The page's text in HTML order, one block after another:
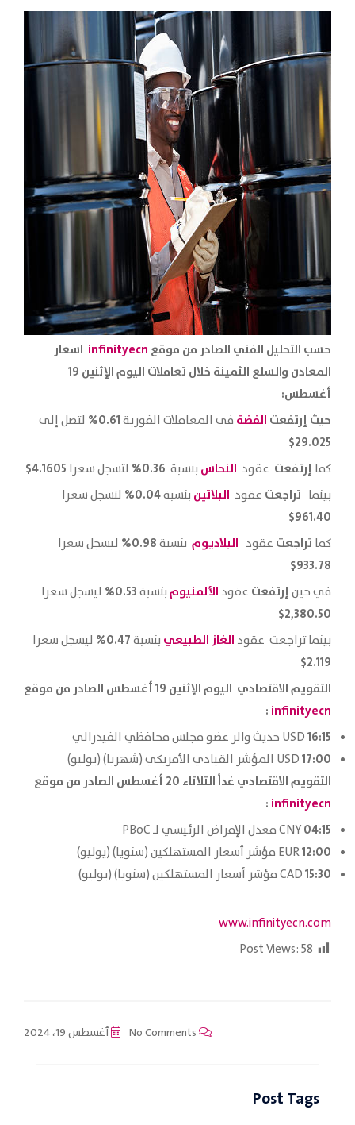
حسب التحليل الفني الصادر من موقع infinityecn اسعار
المعادن والسلع الثمينة خلال تعاملات اليوم الإثنين 19
أغسطس:
حيث إرتفعت الفضة في المعاملات الفورية0.61% لتصل إلى
29.025$
كما إرتفعت عقود النحاس بنسبة 0.36% لتسجل سعرا 4.1605$
بينما تراجعت عقود البلاتين بنسبة0.04% لتسجل سعرا
961.40$
كما تراجعت عقود البلاديوم بنسبة0.98% ليسجل سعرا
933.78$
في حينإرتفعت عقود الألمنيومبنسبة0.53% ليسجل سعرا
2,380.50$
بينما تراجعت عقود الغاز الطبيعي بنسبة0.47% ليسجل سعرا
2.119$
التقويم الاقتصادي اليوم الإثنين 19 أغسطس الصادر من موقع
infinityecn
:
16:15
17:00
التقويم الاقتصادي غداً الثلاثاء 20 أغسطس الصادر من موقع
infinityecn
:
04:15
12:00
15:30
www.infinityecn.com
Post Views:58
أغسطس 19، 2024
Post Tags